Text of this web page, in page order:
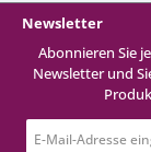
Newsletter
Abonnieren Sie
Newsletter und